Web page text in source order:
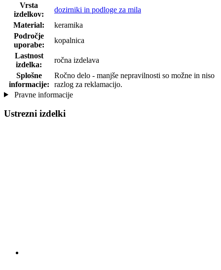
Vrsta
izdelkov:
dozirniki in podloge za mila
Material:
keramika
Področje
uporabe:
kopalnica
Lastnost
izdelka:
ročna izdelava
Splošne
informacije:
Ročno delo - manjše nepravilnosti so možne in niso
razlog za reklamacijo.
Pravne informacije
Ustrezni izdelki